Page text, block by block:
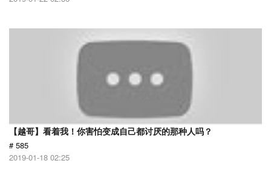
【越哥】看着我！你害怕变成自己都讨厌的那种人吗？
# 585
2019-01-18 02:25